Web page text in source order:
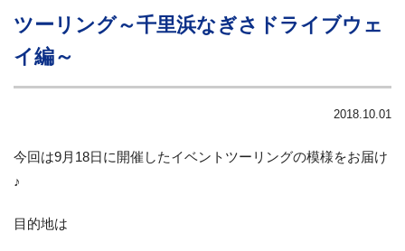
ツーリング～千里浜なぎさドライブウェ
イ編～
2018.10.01
今回は9月18日に開催したイベントツーリングの模様をお届け
♪
目的地は